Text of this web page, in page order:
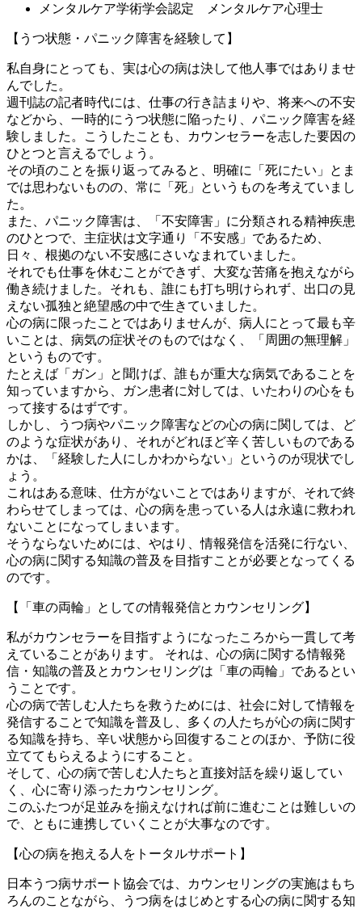
メンタルケア学術学会認定 メンタルケア心理士
【うつ状態・パニック障害を経験して】
私自身にとっても、実は心の病は決して他人事ではありませ
んでした。
週刊誌の記者時代には、仕事の行き詰まりや、将来への不安
などから、一時的にうつ状態に陥ったり、パニック障害を経
験しました。こうしたことも、カウンセラーを志した要因の
ひとつと言えるでしょう。
その頃のことを振り返ってみると、明確に「死にたい」とま
では思わないものの、常に「死」というものを考えていまし
た。
また、パニック障害は、「不安障害」に分類される精神疾患
のひとつで、主症状は文字通り「不安感」であるため、
日々、根拠のない不安感にさいなまれていました。
それでも仕事を休むことができず、大変な苦痛を抱えながら
働き続けました。それも、誰にも打ち明けられず、出口の見
えない孤独と絶望感の中で生きていました。
心の病に限ったことではありませんが、病人にとって最も辛
いことは、病気の症状そのものではなく、「周囲の無理解」
というものです。
たとえば「ガン」と聞けば、誰もが重大な病気であることを
知っていますから、ガン患者に対しては、いたわりの心をも
って接するはずです。
しかし、うつ病やパニック障害などの心の病に関しては、ど
のような症状があり、それがどれほど辛く苦しいものである
かは、「経験した人にしかわからない」というのが現状でし
ょう。
これはある意味、仕方がないことではありますが、それで終
わらせてしまっては、心の病を患っている人は永遠に救われ
ないことになってしまいます。
そうならないためには、やはり、情報発信を活発に行ない、
心の病に関する知識の普及を目指すことが必要となってくる
のです。
【「車の両輪」としての情報発信とカウンセリング】
私がカウンセラーを目指すようになったころから一貫して考
えていることがあります。 それは、心の病に関する情報発
信・知識の普及とカウンセリングは「車の両輪」であるとい
うことです。
心の病で苦しむ人たちを救うためには、社会に対して情報を
発信することで知識を普及し、多くの人たちが心の病に関す
る知識を持ち、辛い状態から回復することのほか、予防に役
立ててもらえるようにすること。
そして、心の病で苦しむ人たちと直接対話を繰り返してい
く、心に寄り添ったカウンセリング。
このふたつが足並みを揃えなければ前に進むことは難しいの
で、ともに連携していくことが大事なのです。
【心の病を抱える人をトータルサポート】
日本うつ病サポート協会では、カウンセリングの実施はもち
ろんのことながら、うつ病をはじめとする心の病に関する知